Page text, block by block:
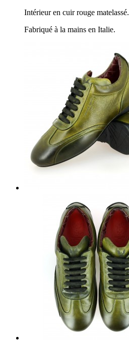
Intérieur en cuir rouge matelassé.
Fabriqué à la mains en Italie.